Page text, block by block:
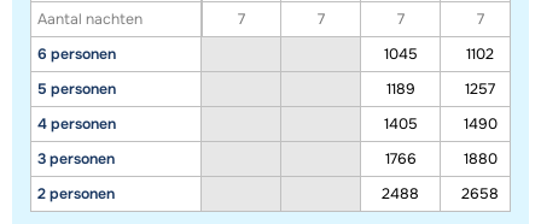
Deze kaart geeft een indicatie van de ligging van onze accommodaties. De
exacte locatie kan enigszins afwijken.
Aantal nachten
6 personen
5 personen
4 personen
3 personen
2 personen
7
7 7
7
1045
1102
1189
1257
1405
1490
1766
1880
2488
2658